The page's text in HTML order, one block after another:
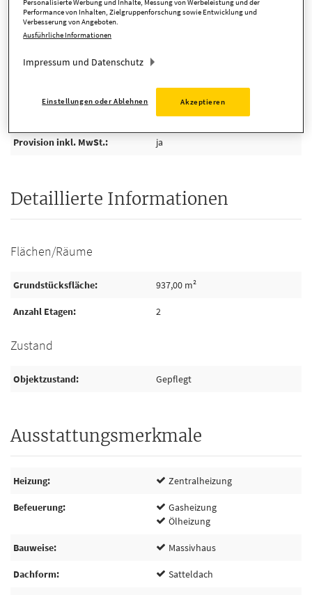
Kosten
1.438,85 EUR
3,57 %
Provision inkl. MwSt. ja
Detaillierte Informationen
Flächen/Räume
Grundstücksfläche 937,00 m²
Anzahl Etagen 2
Zustand
Objektzustand Gepflegt
Ausstattungsmerkmale
Heizung Zentralheizung
Befeuerung
Gasheizung
Ölheizung
Bauweise Massivhaus
Dachform Satteldach
Performance von Inhalten, Zielgruppenforschung sowie Entwicklung und
Verbesserung von Angeboten.
Ausführliche Informationen
Impressum und Datenschutz
Einstellungen oder Ablehnen Akzeptieren